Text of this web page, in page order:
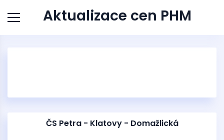
Aktualizace cen PHM
ČS Petra - Klatovy - Domažlická